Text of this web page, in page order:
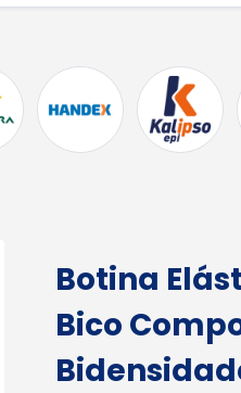
Botina
Bico